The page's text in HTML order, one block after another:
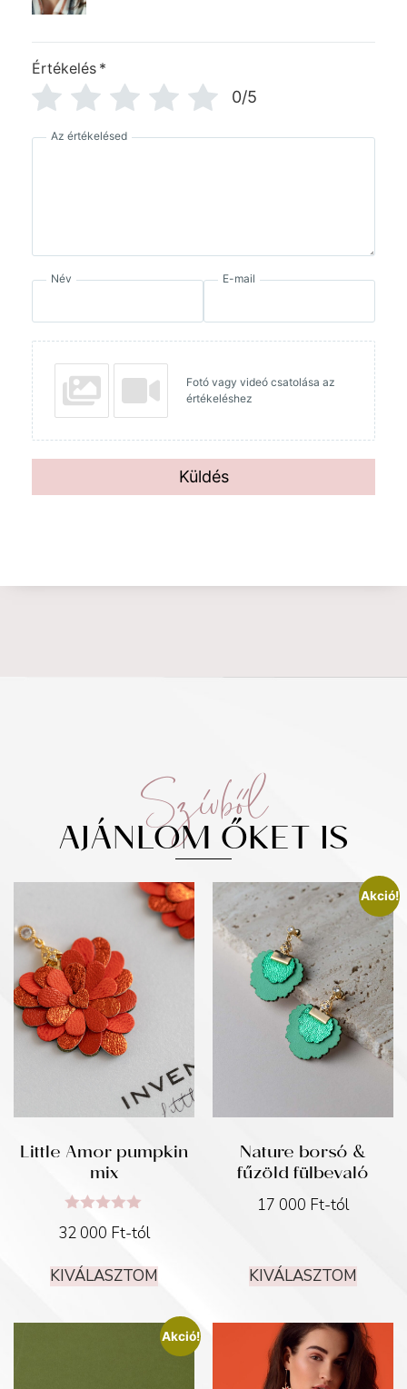
Értékelés *
0/5
Az értékelésed
Név E-mail
Fotó vagy videó csatolása az
értékeléshez
Küldés
Szívből
AJÁNLOM ŐKET IS
Little Amor pumpkin
mix
5.00
32 000 Ft-tól
KIVÁLASZTOM
Akció!
Nature borsó &
fűzöld fülbevaló
17 000 Ft-tól
KIVÁLASZTOM
Akció!